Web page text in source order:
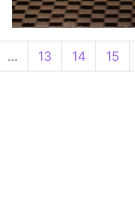
… 13 14 15